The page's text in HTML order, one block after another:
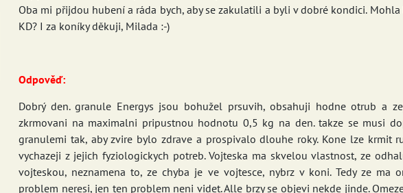
Oba mi přijdou hubení a ráda bych, aby se zakulatili a byli v dobré kondici.
KD? I za koníky děkuji, Milada :-)
Odpověď:
Dobrý den. granule Energys jsou bohužel prsuvih, obsahuji hodne otrub a
zkrmovani na maximalni pripustnou hodnotu 0,5 kg na den. takze se musi
granulemi tak, aby zvire bylo zdrave a prospivalo dlouhe roky. Kone lze krmit
vychazeji z jejich fyziologickych potreb. Vojteska ma skvelou vlastnost, ze
vojteskou, neznamena to, ze chyba je ve vojtesce, nybrz v koni. Tedy ze ma
problem neresi, jen ten problem neni videt. Alle brzy se objevi nekde jinde.